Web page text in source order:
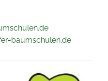
baumschulen.de